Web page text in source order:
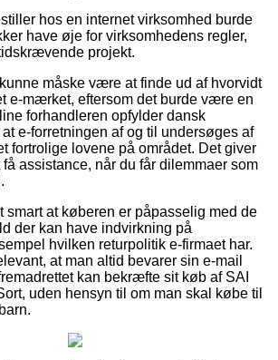
hos en internet virksomhed burde
have øje for virksomhedens regler,
projekt.
måske være at finde ud af hvorvidt
e-mærket, eftersom det burde være en
forhandleren opfylder dansk
e-forretningen af og til undersøges af
fortrolige lovene på området. Det giver
assistance, når du får dilemmaer som
smart at køberen er påpasselig med de
der kan have indvirkning på
hvilken returpolitik e-firmaet har.
at man altid bevarer sin e-mail
kan bekræfte sit køb af SAI
uden hensyn til om man skal købe til